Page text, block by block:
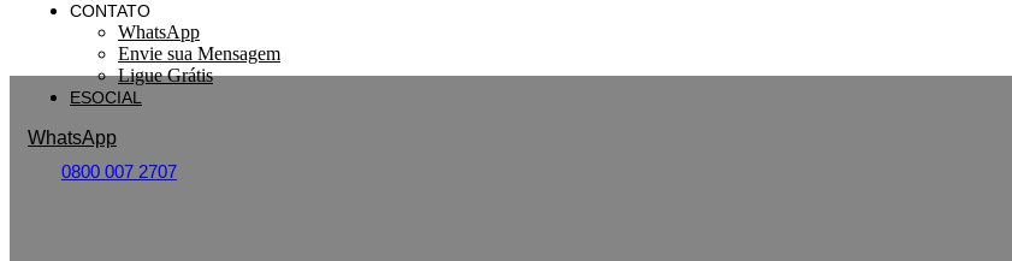
CONTATO
WhatsApp
Envie sua Mensagem
Ligue Grátis
ESOCIAL
WhatsApp
0800 007 2707